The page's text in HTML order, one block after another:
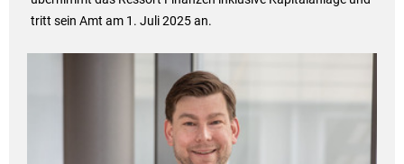
tritt sein Amt am 1. Juli 2025 an.